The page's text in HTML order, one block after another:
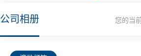
公司相册 您的当